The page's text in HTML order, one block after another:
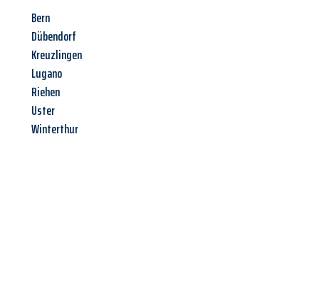
Bern
Dübendorf
Kreuzlingen
Lugano
Riehen
Uster
Winterthur